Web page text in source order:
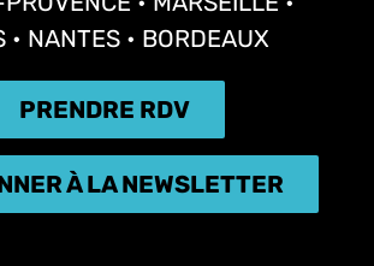
• NANTES • BORDEAUX
PRENDRE RDV
À LA NEWSLETTER